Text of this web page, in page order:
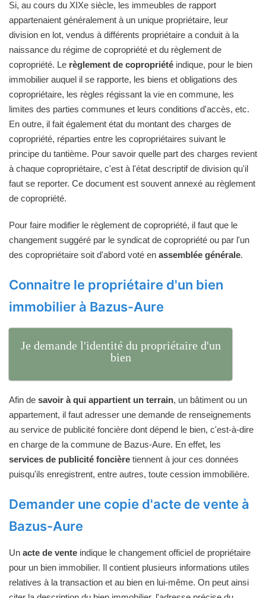
Si, au cours du XIXe siècle, les immeubles de rapport
appartenaient généralement à un unique propriétaire, leur
division en lot, vendus à différents propriétaire a conduit à la
naissance du régime de copropriété et du règlement de
copropriété. Le règlement de copropriété indique, pour le bien
immobilier auquel il se rapporte, les biens et obligations des
copropriétaire, les règles régissant la vie en commune, les
limites des parties communes et leurs conditions d'accès, etc.
En outre, il fait également état du montant des charges de
copropriété, réparties entre les copropriétaires suivant le
principe du tantième. Pour savoir quelle part des charges revient
à chaque copropriétaire, c'est à l'état descriptif de division qu'il
faut se reporter. Ce document est souvent annexé au règlement
de copropriété.
Pour faire modifier le règlement de copropriété, il faut que le
changement suggéré par le syndicat de copropriété ou par l'un
des copropriétaire soit d'abord voté en assemblée générale.
Connaitre le propriétaire d'un bien
immobilier à Bazus-Aure
Je demande l'identité du propriétaire d'un
bien
Afin de savoir à qui appartient un terrain, un bâtiment ou un
appartement, il faut adresser une demande de renseignements
au service de publicité foncière dont dépend le bien, c'est-à-dire
en charge de la commune de Bazus-Aure. En effet, les
services de publicité foncière tiennent à jour ces données
puisqu'ils enregistrent, entre autres, toute cession immobilière.
Demander une copie d'acte de vente à
Bazus-Aure
Un acte de vente indique le changement officiel de propriétaire
pour un bien immobilier. Il contient plusieurs informations utiles
relatives à la transaction et au bien en lui-même. On peut ainsi